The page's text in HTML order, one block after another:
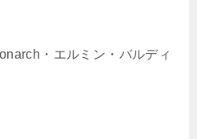
・エルミン・バルディ